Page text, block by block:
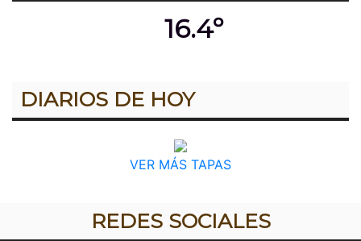
16.4º
DIARIOS DE HOY
VER MÁS TAPAS
REDES SOCIALES